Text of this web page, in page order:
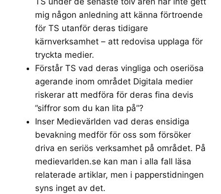
mig någon anledning att känna förtroende
för TS utanför deras tidigare
kärnverksamhet – att redovisa upplaga för
tryckta medier.
Förstår TS vad deras vingliga och oseriösa
agerande inom området Digitala medier
riskerar att medföra för deras fina devis
”siffror som du kan lita på”?
Inser Medievärlden vad deras ensidiga
bevakning medför för oss som försöker
driva en seriös verksamhet på området. På
medievarlden.se kan man i alla fall läsa
relaterade artiklar, men i papperstidningen
syns inget av det.